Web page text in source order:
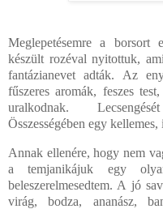
Meglepetésemre a borsort
készült rozéval nyitottuk,
fantázianevet adták. Az
fűszeres aromák, feszes
uralkodnak.
Összességében egy
Annak ellenére, hogy nem
a temjanikájuk egy
beleszerelmesedtem. A jó
virág, bodza, ananász,